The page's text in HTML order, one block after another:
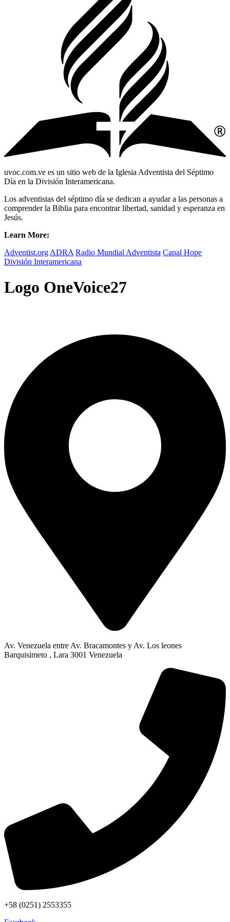
uvoc.com.ve es un sitio web de la Iglesia Adventista del Séptimo
Día en la División Interamericana.
Los adventistas del séptimo día se dedican a ayudar a las personas a
comprender la Biblia para encontrar libertad, sanidad y esperanza en
Jesús.
Learn More:
Adventist.org ADRA Radio Mundial Adventista Canal Hope
División Interamericana
Logo OneVoice27
Av. Venezuela entre Av. Bracamontes y Av. Los leones
Barquisimeto , Lara 3001 Venezuela
+58 (0251) 2553355